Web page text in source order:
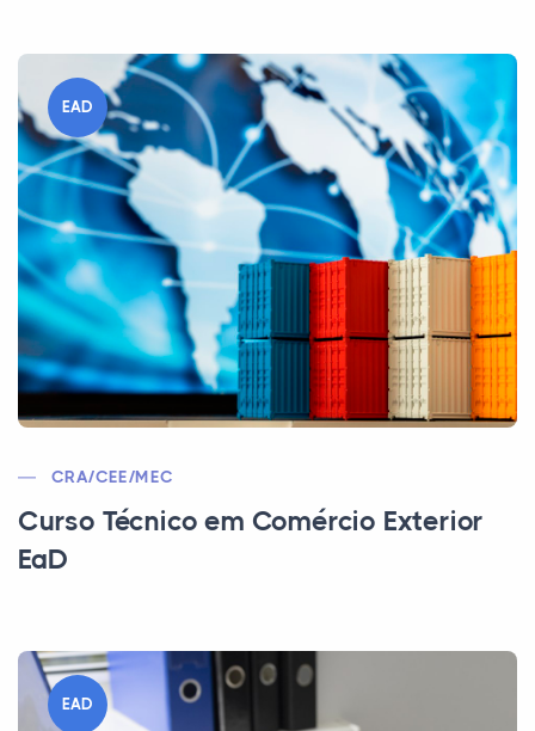
EAD
CRA/CEE/MEC
Curso Técnico em Comércio Exterior
EaD
EAD